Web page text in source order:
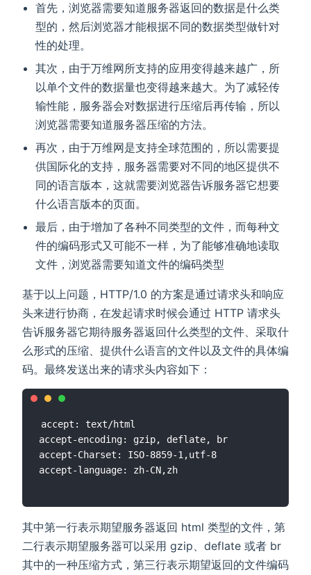
首先，浏览器需要知道服务器返回的数据是什么类
型的，然后浏览器才能根据不同的数据类型做针对
性的处理。
其次，由于万维网所支持的应用变得越来越广，所
以单个文件的数据量也变得越来越大。为了减轻传
输性能，服务器会对数据进行压缩后再传输，所以
浏览器需要知道服务器压缩的方法。
再次，由于万维网是支持全球范围的，所以需要提
供国际化的支持，服务器需要对不同的地区提供不
同的语言版本，这就需要浏览器告诉服务器它想要
什么语言版本的页面。
最后，由于增加了各种不同类型的文件，而每种文
件的编码形式又可能不一样，为了能够准确地读取
文件，浏览器需要知道文件的编码类型
基于以上问题，HTTP/1.0 的方案是通过请求头和响应
头来进行协商，在发起请求时候会通过 HTTP 请求头
告诉服务器它期待服务器返回什么类型的文件、采取什
么形式的压缩、提供什么语言的文件以及文件的具体编
码。最终发送出来的请求头内容如下：
accept: text/html
accept-encoding: gzip, deflate, br
accept-Charset: ISO-8859-1,utf-8
其中第一行表示期望服务器返回 html 类型的文件，第
二行表示期望服务器可以采用 gzip、deflate 或者 br
其中的一种压缩方式，第三行表示期望返回的文件编码